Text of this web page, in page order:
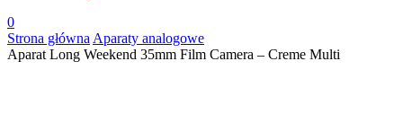
0
Strona główna Aparaty analogowe
Aparat Long Weekend 35mm Film Camera – Creme Multi